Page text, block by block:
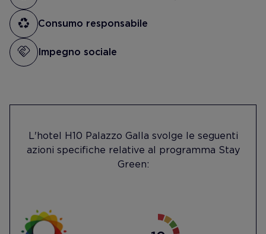
Consumo responsabile
Impegno sociale
L'hotel H10 Palazzo Galla svolge le seguenti
azioni specifiche relative al programma Stay
Green: